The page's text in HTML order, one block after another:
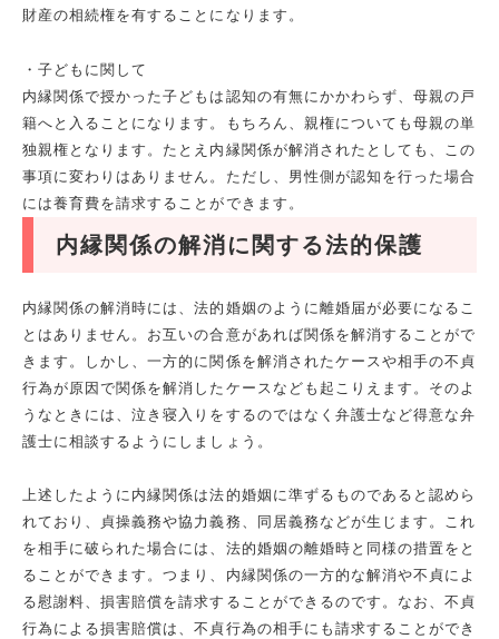
財産の相続権を有することになります。
・子どもに関して
内縁関係で授かった子どもは認知の有無にかかわらず、母親の戸
籍へと入ることになります。もちろん、親権についても母親の単
独親権となります。たとえ内縁関係が解消されたとしても、この
事項に変わりはありません。ただし、男性側が認知を行った場合
には養育費を請求することができます。
内縁関係の解消に関する法的保護
内縁関係の解消時には、法的婚姻のように離婚届が必要になるこ
とはありません。お互いの合意があれば関係を解消することがで
きます。しかし、一方的に関係を解消されたケースや相手の不貞
行為が原因で関係を解消したケースなども起こりえます。そのよ
うなときには、泣き寝入りをするのではなく弁護士など得意な弁
護士に相談するようにしましょう。
上述したように内縁関係は法的婚姻に準ずるものであると認めら
れており、貞操義務や協力義務、同居義務などが生じます。これ
を相手に破られた場合には、法的婚姻の離婚時と同様の措置をと
ることができます。つまり、内縁関係の一方的な解消や不貞によ
る慰謝料、損害賠償を請求することができるのです。なお、不貞
行為による損害賠償は、不貞行為の相手にも請求することができ